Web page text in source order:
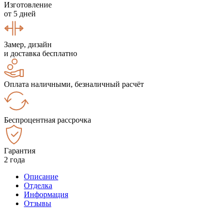
Изготовление
от 5 дней
Замер, дизайн
и доставка бесплатно
Оплата наличными, безналичный расчёт
Беспроцентная рассрочка
Гарантия
2 года
Описание
Отделка
Информация
Отзывы